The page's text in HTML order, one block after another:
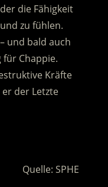
die Fähigkeit
zu fühlen.
und bald auch
Chappie.
Kräfte
der Letzte
Quelle: SPHE